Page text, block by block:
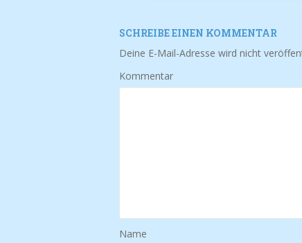
SCHREIBE EINEN KOMMENTAR
Deine E-Mail-Adresse wird nicht
Kommentar
Name